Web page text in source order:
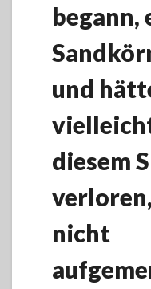
begann,
und
diesem
nicht